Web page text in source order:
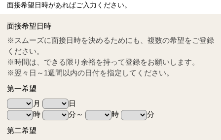
Tel
0570-55-0314
面接希望日時があればご入力ください。
面接希望日時
※スムーズに面接日時を決めるためにも、複数の希望をご登録
ください。
※時間は、できる限り余裕を持って登録をお願いします。
※翌々日～1週間以内の日付を指定してください。
第一希望
月
日
時
分～ 時
分
第二希望